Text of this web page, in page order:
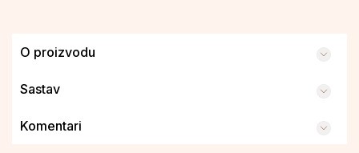
O proizvodu
Sastav
Komentari